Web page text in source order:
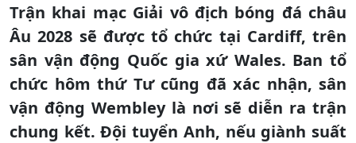
Trận khai mạc Giải vô địch bóng đá châu
Âu 2028 sẽ được tổ chức tại Cardiff, trên
sân vận động Quốc gia xứ Wales. Ban tổ
chức hôm thứ Tư cũng đã xác nhận, sân
vận động Wembley là nơi sẽ diễn ra trận
chung kết. Đội tuyển Anh, nếu giành suất